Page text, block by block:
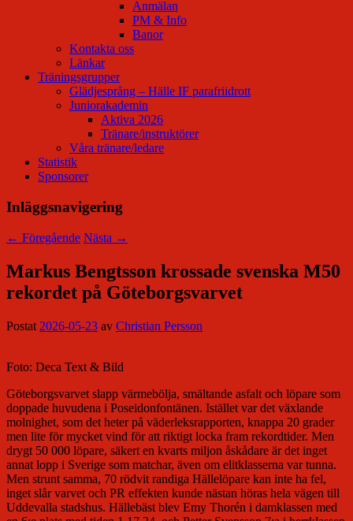
Anmälan
PM & Info
Banor
Kontakta oss
Länkar
Träningsgrupper
Glädjesprång – Hälle IF parafriidrott
Juniorakademin
Aktiva 2026
Tränare/instruktörer
Våra tränare/ledare
Statistik
Sponsorer
Inläggsnavigering
← Föregående Nästa →
Markus Bengtsson krossade svenska M50
rekordet på Göteborgsvarvet
Postat 2026-05-23 av Christian Persson
Foto: Deca Text & Bild
Göteborgsvarvet slapp värmebölja, smältande asfalt och löpare som
doppade huvudena i Poseidonfontänen. Istället var det växlande
molnighet, som det heter på väderleksrapporten, knappa 20 grader
men lite för mycket vind för att riktigt locka fram rekordtider. Men
drygt 50 000 löpare, säkert en kvarts miljon åskådare är det inget
annat lopp i Sverige som matchar, även om elitklasserna var tunna.
Men strunt samma, 70 rödvit randiga Hällelöpare kan inte ha fel,
inget slår varvet och PR effekten kunde nästan höras hela vägen till
Uddevalla stadshus. Hällebäst blev Emy Thorén i damklassen med